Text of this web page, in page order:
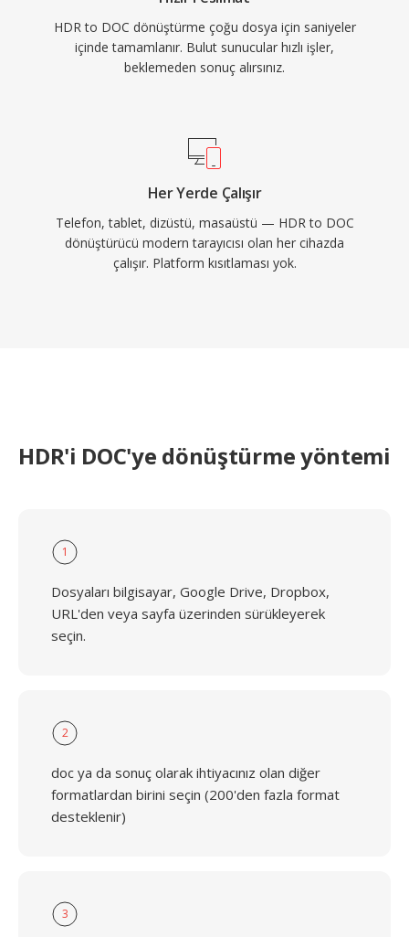
HDR to DOC dönüştürme çoğu dosya için saniyeler
içinde tamamlanır. Bulut sunucular hızlı işler,
beklemeden sonuç alırsınız.
Her Yerde Çalışır
Telefon, tablet, dizüstü, masaüstü — HDR to DOC
dönüştürücü modern tarayıcısı olan her cihazda
çalışır. Platform kısıtlaması yok.
HDR'i DOC'ye dönüştürme yöntemi
1
Dosyaları bilgisayar, Google Drive, Dropbox,
URL'den veya sayfa üzerinden sürükleyerek
seçin.
2
doc ya da sonuç olarak ihtiyacınız olan diğer
formatlardan birini seçin (200'den fazla format
desteklenir)
3